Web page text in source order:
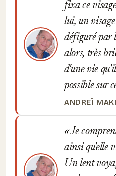
fixa ce
lui, un
défiguré par
alors, très
d'une vie
possible sur
ANDREÏ
Je
ainsi qu'elle
Un lent